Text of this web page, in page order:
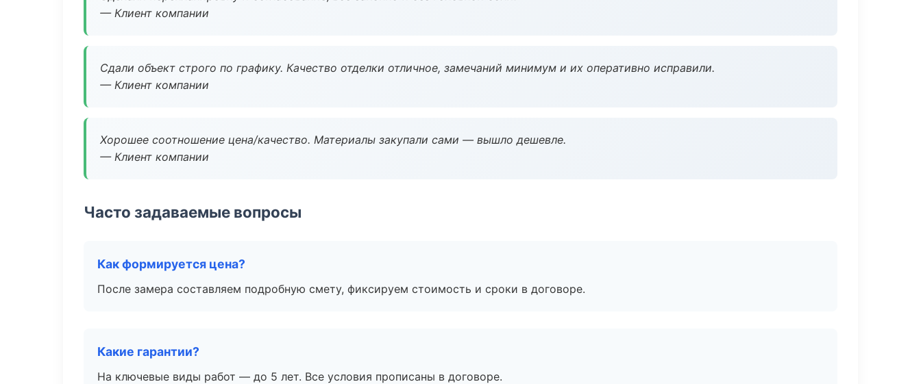
— Клиент компании
Сдали объект строго по графику. Качество отделки отличное, замечаний минимум и их оперативно исправили.
— Клиент компании
Хорошее соотношение цена/качество. Материалы закупали сами — вышло дешевле.
— Клиент компании
Часто задаваемые вопросы
Как формируется цена?
После замера составляем подробную смету, фиксируем стоимость и сроки в договоре.
Какие гарантии?
На ключевые виды работ — до 5 лет. Все условия прописаны в договоре.